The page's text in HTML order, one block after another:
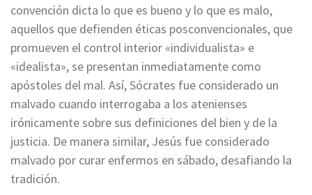
convención dicta lo que es bueno y lo que es malo,
aquellos que defienden éticas posconvencionales, que
promueven el control interior «individualista» e
«idealista», se presentan inmediatamente como
apóstoles del mal. Así, Sócrates fue considerado un
malvado cuando interrogaba a los atenienses
irónicamente sobre sus definiciones del bien y de la
justicia. De manera similar, Jesús fue considerado
malvado por curar enfermos en sábado, desafiando la
tradición.